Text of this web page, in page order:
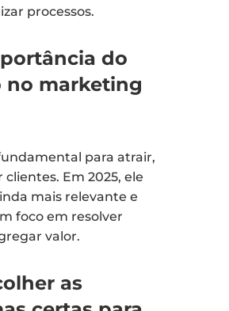
processos.
do
no marketing
para atrair,
Em 2025, ele
mais relevante e
foco em resolver
valor.
as